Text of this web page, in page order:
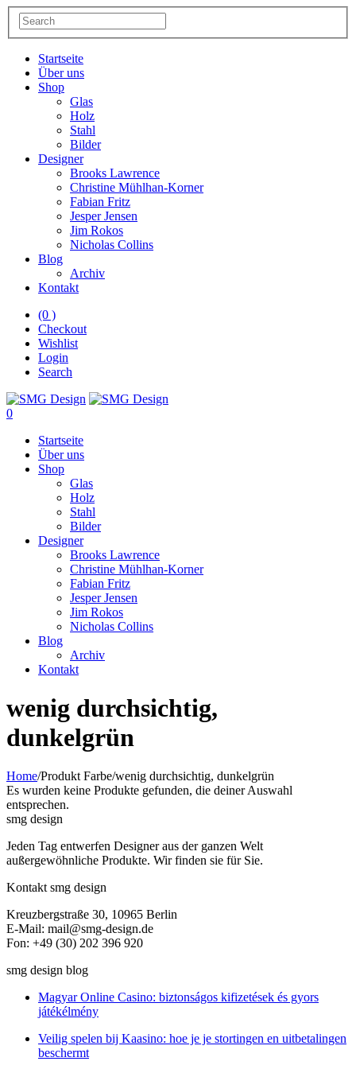
Startseite
Über uns
Shop
Glas
Holz
Stahl
Bilder
Designer
Brooks Lawrence
Christine Mühlhan-Korner
Fabian Fritz
Jesper Jensen
Jim Rokos
Nicholas Collins
Blog
Archiv
Kontakt
(0 )
Checkout
Wishlist
Login
Search
0
Startseite
Über uns
Shop
Glas
Holz
Stahl
Bilder
Designer
Brooks Lawrence
Christine Mühlhan-Korner
Fabian Fritz
Jesper Jensen
Jim Rokos
Nicholas Collins
Blog
Archiv
Kontakt
wenig durchsichtig,
dunkelgrün
Home/Produkt Farbe/wenig durchsichtig, dunkelgrün
Es wurden keine Produkte gefunden, die deiner Auswahl
entsprechen.
smg design
Jeden Tag entwerfen Designer aus der ganzen Welt
außergewöhnliche Produkte. Wir finden sie für Sie.
Kontakt smg design
Kreuzbergstraße 30, 10965 Berlin
E-Mail: mail@smg-design.de
Fon: +49 (30) 202 396 920
smg design blog
Magyar Online Casino: biztonságos kifizetések és gyors
játékélmény
Veilig spelen bij Kaasino: hoe je je stortingen en uitbetalingen
beschermt